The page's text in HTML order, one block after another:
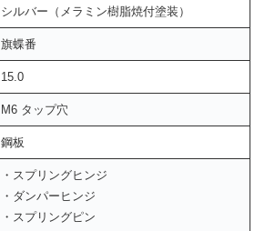
シルバー（メラミン樹脂焼付塗装）
旗蝶番
15.0
M6 タップ穴
鋼板
・スプリングヒンジ
・ダンパーヒンジ
・スプリングピン